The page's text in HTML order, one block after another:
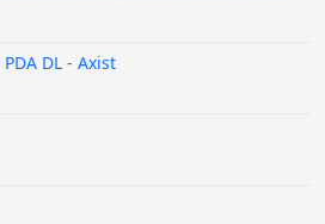
DL - Axist